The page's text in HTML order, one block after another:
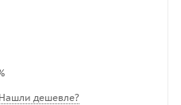
Нашли дешевле?